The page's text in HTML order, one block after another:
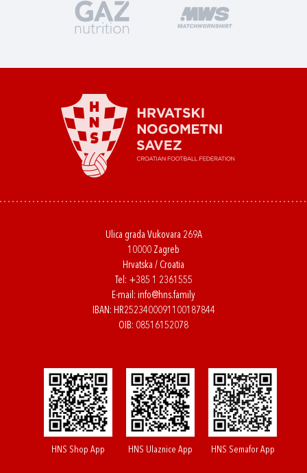
Ulica grada Vukovara 269A
10000 Zagreb
Hrvatska / Croatia
Tel: +385 1 2361555
E-mail: info@hns.family
IBAN: HR2523400091100187844
OIB: 08516152078
HNS Shop App HNS Ulaznice App HNS Semafor App